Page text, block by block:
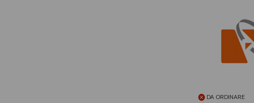
DA ORDINARE